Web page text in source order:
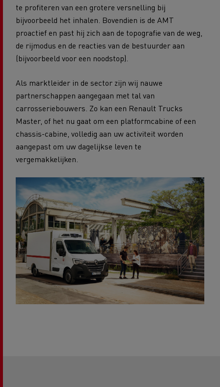
te profiteren van een grotere versnelling bij
bijvoorbeeld het inhalen. Bovendien is de AMT
proactief en past hij zich aan de topografie van de weg,
de rijmodus en de reacties van de bestuurder aan
(bijvoorbeeld voor een noodstop).
Als marktleider in de sector zijn wij nauwe
partnerschappen aangegaan met tal van
carrosseriebouwers. Zo kan een Renault Trucks
Master, of het nu gaat om een platformcabine of een
chassis-cabine, volledig aan uw activiteit worden
aangepast om uw dagelijkse leven te
vergemakkelijken.